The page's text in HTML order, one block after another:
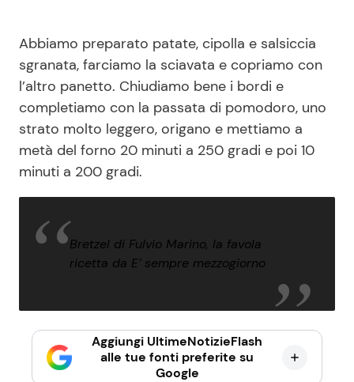
Abbiamo preparato patate, cipolla e salsiccia
sgranata, farciamo la sciavata e copriamo con
l’altro panetto. Chiudiamo bene i bordi e
completiamo con la passata di pomodoro, uno
strato molto leggero, origano e mettiamo a
metà del forno 20 minuti a 250 gradi e poi 10
minuti a 200 gradi.
Bretzel di Fulvio Marino, la favola
ricetta da E’ sempre mezzogiorno
Aggiungi UltimeNotizieFlash
alle tue fonti preferite su
Google